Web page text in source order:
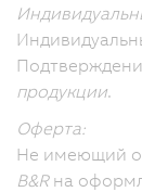
продукции.
Оферта:
Не имеющий
B&Rна